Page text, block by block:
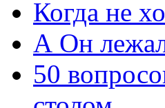
Когда не
А Он
50